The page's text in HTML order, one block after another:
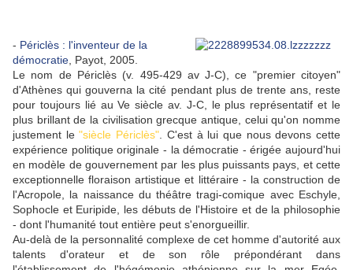
- Périclès : l'inventeur de la
démocratie , Payot, 2005.
Le nom de Périclès (v. 495-429 av J-C), ce "premier citoyen"
d'Athènes qui gouverna la cité pendant plus de trente ans, reste
pour toujours lié au Ve siècle av. J-C, le plus représentatif et le
plus brillant de la civilisation grecque antique, celui qu'on nomme
justement le"siècle Périclès" . C'est à lui que nous devons cette
expérience politique originale - la démocratie - érigée aujourd'hui
en modèle de gouvernement par les plus puissants pays, et cette
exceptionnelle floraison artistique et littéraire - la construction de
l'Acropole, la naissance du théâtre tragi-comique avec Eschyle,
Sophocle et Euripide, les débuts de l'Histoire et de la philosophie
- dont l'humanité tout entière peut s'enorgueillir.
Au-delà de la personnalité complexe de cet homme d'autorité aux
talents d'orateur et de son rôle prépondérant dans